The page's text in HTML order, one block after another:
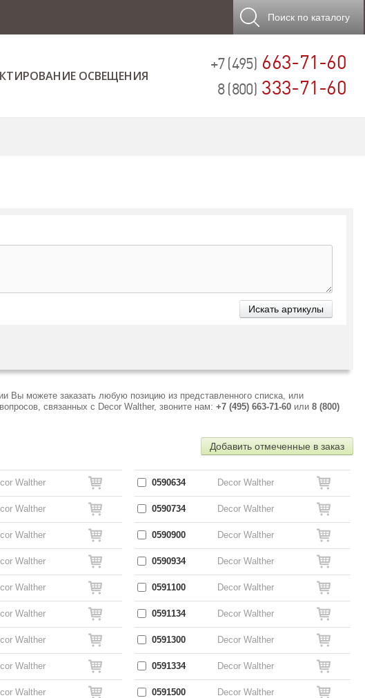
Поиск по каталогу
+7 (495) 663-71-60
8 (800) 333-71-60
ОСВЕЩЕНИЯ
Вы можете заказать любую позицию из представленного списка, или
связанных с Decor Walther, звоните нам: +7 (495) 663-71-60 или 8 (800)
Добавить отмеченные в заказ
Walther
Walther
Walther
Walther
Walther
Walther
Walther
Walther
Walther
0590634 Decor Walther
0590734 Decor Walther
0590900 Decor Walther
0590934 Decor Walther
0591100 Decor Walther
0591134 Decor Walther
0591300 Decor Walther
0591334 Decor Walther
0591500 Decor Walther